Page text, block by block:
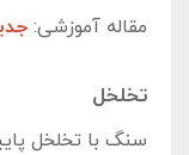
مقاله آموزشی:
تخلخل
سنگ با تخلخل